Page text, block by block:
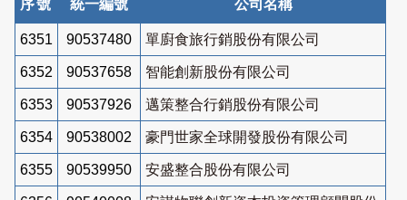
序號 統一編號 公司名稱
6351 90537480 單廚食旅行銷股份有限公司
6352 90537658 智能創新股份有限公司
6353 90537926 邁策整合行銷股份有限公司
6354 90538002 豪門世家全球開發股份有限公司
6355 90539950 安盛整合股份有限公司